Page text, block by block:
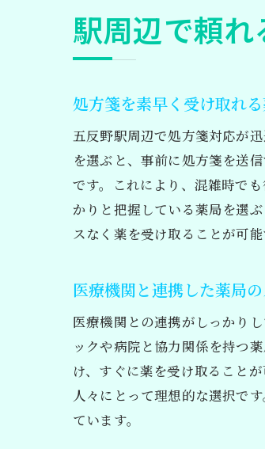
駅周辺で頼
処方箋を素早く受け取れ
五反野駅周辺で処方箋対応が
を選ぶと、事前に処方箋を送
です。これにより、混雑時で
かりと把握している薬局を選
スなく薬を受け取ることが可能
医療機関と連携した薬局
医療機関との連携がしっかり
ックや病院と協力関係を持つ
け、すぐに薬を受け取ること
人々にとって理想的な選択で
ています。